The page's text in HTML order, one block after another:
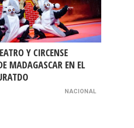
Y CIRCENSE
MADAGASCAR EN EL
NACIONAL